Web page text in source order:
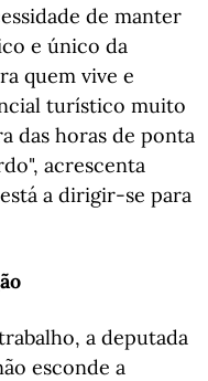
de manter
e único da
quem vive e
turístico muito
das horas de ponta
acrescenta
a dirigir-se para
a deputada
esconde a